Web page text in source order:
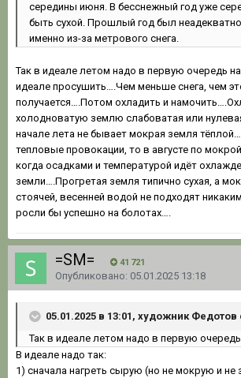
середины июня. В бесснежный год уже
быть сухой. Прошлый год был неаде
именно из-за метрового снега.
Так в идеале летом надо в первую очередь
идеале просушить….Чем меньше снега, чем
получается….Потом охладить и
холодноватую землю слабоватая или
начале лета не бывает мокрая земля
тепловые провокации, то в августе по
когда осадками и температурой идёт
земли….Прогретая земля типично сухая, а
стоячей, весенней водой не подходят
росли бы успешно на болотах….
=SM= 41 721
Опубликовано: 05.01.2025 13:18
05.01.2025 в 13:01, художник Федотов
Так в идеале летом надо в первую
В идеале надо так:
1) сначала нагреть сырую (но не мокрую и не